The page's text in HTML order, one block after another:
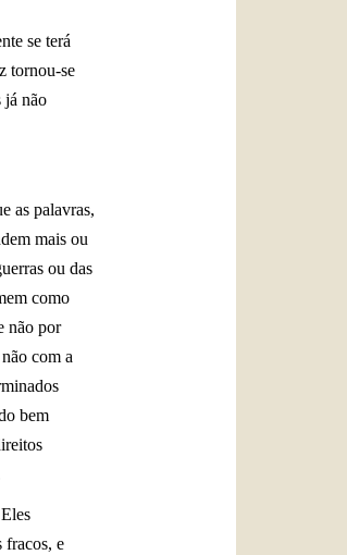
se terá
tornou-se
já não
as palavras,
mais ou
ou das
como
não por
com a
bem
fracos, e